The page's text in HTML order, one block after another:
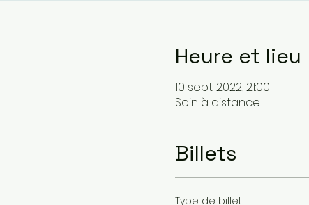
Heure et lieu
10 sept. 2022, 21:00
Soin à distance
Billets
Type de billet